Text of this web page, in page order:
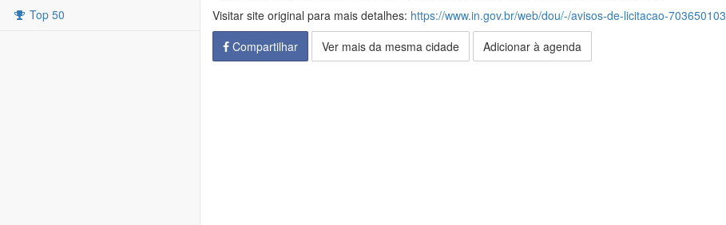
Top 50
Visitar site original para mais detalhes: https://www.in.gov.br/web/dou/-/avisos-de-licitacao-703650103
Compartilhar
Ver mais da mesma cidade Adicionar à agenda